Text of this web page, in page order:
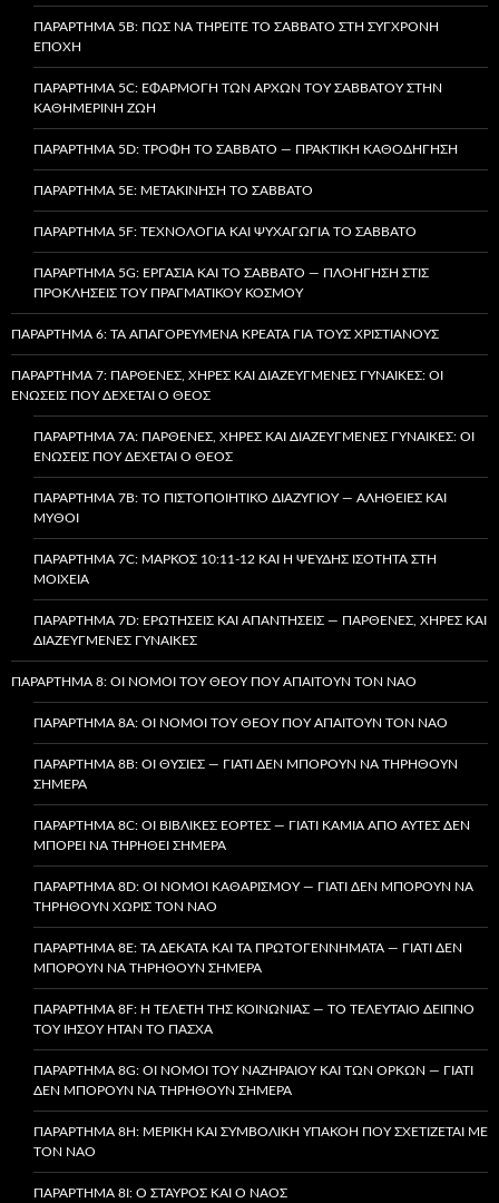
ΠΑΡΆΡΤΗΜΑ 5B: ΠΏΣ ΝΑ ΤΗΡΕΊΤΕ ΤΟ ΣΆΒΒΑΤΟ ΣΤΗ ΣΎΓΧΡΟΝΗ
ΕΠΟΧΉ
ΠΑΡΆΡΤΗΜΑ 5C: ΕΦΑΡΜΟΓΉ ΤΩΝ ΑΡΧΏΝ ΤΟΥ ΣΑΒΒΆΤΟΥ ΣΤΗΝ
ΚΑΘΗΜΕΡΙΝΉ ΖΩΉ
ΠΑΡΆΡΤΗΜΑ 5D: ΤΡΟΦΉ ΤΟ ΣΆΒΒΑΤΟ — ΠΡΑΚΤΙΚΉ ΚΑΘΟΔΉΓΗΣΗ
ΠΑΡΆΡΤΗΜΑ 5E: ΜΕΤΑΚΊΝΗΣΗ ΤΟ ΣΆΒΒΑΤΟ
ΠΑΡΆΡΤΗΜΑ 5F: ΤΕΧΝΟΛΟΓΊΑ ΚΑΙ ΨΥΧΑΓΩΓΊΑ ΤΟ ΣΆΒΒΑΤΟ
ΠΑΡΆΡΤΗΜΑ 5G: ΕΡΓΑΣΊΑ ΚΑΙ ΤΟ ΣΆΒΒΑΤΟ — ΠΛΟΉΓΗΣΗ ΣΤΙΣ
ΠΡΟΚΛΉΣΕΙΣ ΤΟΥ ΠΡΑΓΜΑΤΙΚΟΎ ΚΌΣΜΟΥ
ΠΑΡΆΡΤΗΜΑ 6: ΤΑ ΑΠΑΓΟΡΕΥΜΈΝΑ ΚΡΈΑΤΑ ΓΙΑ ΤΟΥΣ ΧΡΙΣΤΙΑΝΟΎΣ
ΠΑΡΆΡΤΗΜΑ 7: ΠΑΡΘΈΝΕΣ, ΧΉΡΕΣ ΚΑΙ ΔΙΑΖΕΥΓΜΈΝΕΣ ΓΥΝΑΊΚΕΣ: ΟΙ
ΕΝΏΣΕΙΣ ΠΟΥ ΔΈΧΕΤΑΙ Ο ΘΕΌΣ
ΠΑΡΆΡΤΗΜΑ 7A: ΠΑΡΘΈΝΕΣ, ΧΉΡΕΣ ΚΑΙ ΔΙΑΖΕΥΓΜΈΝΕΣ ΓΥΝΑΊΚΕΣ: ΟΙ
ΕΝΏΣΕΙΣ ΠΟΥ ΔΈΧΕΤΑΙ Ο ΘΕΌΣ
ΠΑΡΆΡΤΗΜΑ 7B: ΤΟ ΠΙΣΤΟΠΟΙΗΤΙΚΌ ΔΙΑΖΥΓΊΟΥ — ΑΛΉΘΕΙΕΣ ΚΑΙ
ΜΎΘΟΙ
ΠΑΡΆΡΤΗΜΑ 7C: ΜΆΡΚΟΣ 10:11-12 ΚΑΙ Η ΨΕΥΔΉΣ ΙΣΌΤΗΤΑ ΣΤΗ
ΜΟΙΧΕΊΑ
ΠΑΡΆΡΤΗΜΑ 7D: ΕΡΩΤΉΣΕΙΣ ΚΑΙ ΑΠΑΝΤΉΣΕΙΣ — ΠΑΡΘΈΝΕΣ, ΧΉΡΕΣ ΚΑΙ
ΔΙΑΖΕΥΓΜΈΝΕΣ ΓΥΝΑΊΚΕΣ
ΠΑΡΆΡΤΗΜΑ 8: ΟΙ ΝΌΜΟΙ ΤΟΥ ΘΕΟΎ ΠΟΥ ΑΠΑΙΤΟΎΝ ΤΟΝ ΝΑΌ
ΠΑΡΆΡΤΗΜΑ 8A: ΟΙ ΝΌΜΟΙ ΤΟΥ ΘΕΟΎ ΠΟΥ ΑΠΑΙΤΟΎΝ ΤΟΝ ΝΑΌ
ΠΑΡΆΡΤΗΜΑ 8B: ΟΙ ΘΥΣΊΕΣ — ΓΙΑΤΊ ΔΕΝ ΜΠΟΡΟΎΝ ΝΑ ΤΗΡΗΘΟΎΝ
ΣΉΜΕΡΑ
ΠΑΡΆΡΤΗΜΑ 8C: ΟΙ ΒΙΒΛΙΚΈΣ ΕΟΡΤΈΣ — ΓΙΑΤΊ ΚΑΜΊΑ ΑΠΌ ΑΥΤΈΣ ΔΕΝ
ΜΠΟΡΕΊ ΝΑ ΤΗΡΗΘΕΊ ΣΉΜΕΡΑ
ΠΑΡΆΡΤΗΜΑ 8D: ΟΙ ΝΌΜΟΙ ΚΑΘΑΡΙΣΜΟΎ — ΓΙΑΤΊ ΔΕΝ ΜΠΟΡΟΎΝ ΝΑ
ΤΗΡΗΘΟΎΝ ΧΩΡΊΣ ΤΟΝ ΝΑΌ
ΠΑΡΆΡΤΗΜΑ 8E: ΤΑ ΔΈΚΑΤΑ ΚΑΙ ΤΑ ΠΡΩΤΟΓΕΝΝΉΜΑΤΑ — ΓΙΑΤΊ ΔΕΝ
ΜΠΟΡΟΎΝ ΝΑ ΤΗΡΗΘΟΎΝ ΣΉΜΕΡΑ
ΠΑΡΆΡΤΗΜΑ 8F: Η ΤΕΛΕΤΉ ΤΗΣ ΚΟΙΝΩΝΊΑΣ — ΤΟ ΤΕΛΕΥΤΑΊΟ ΔΕΊΠΝΟ
ΤΟΥ ΙΗΣΟΎ ΉΤΑΝ ΤΟ ΠΆΣΧΑ
ΠΑΡΆΡΤΗΜΑ 8G: ΟΙ ΝΌΜΟΙ ΤΟΥ ΝΑΖΗΡΑΊΟΥ ΚΑΙ ΤΩΝ ΌΡΚΩΝ — ΓΙΑΤΊ
ΔΕΝ ΜΠΟΡΟΎΝ ΝΑ ΤΗΡΗΘΟΎΝ ΣΉΜΕΡΑ
ΠΑΡΆΡΤΗΜΑ 8H: ΜΕΡΙΚΉ ΚΑΙ ΣΥΜΒΟΛΙΚΉ ΥΠΑΚΟΉ ΠΟΥ ΣΧΕΤΊΖΕΤΑΙ ΜΕ
ΤΟΝ ΝΑΌ
ΠΑΡΆΡΤΗΜΑ 8I: Ο ΣΤΑΥΡΌΣ ΚΑΙ Ο ΝΑΌΣ